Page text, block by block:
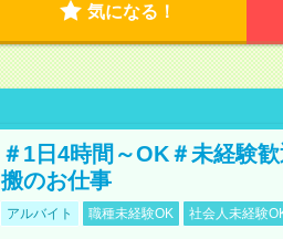
気になる！
＃1日4時間～OK＃未経験
搬のお仕事
アルバイト 職種未経験OK 社会人未経験